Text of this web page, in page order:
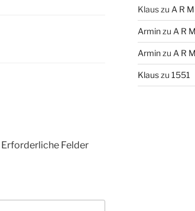
Erforderliche Felder
Klauszu A R
Arminzu A R
Arminzu A R
Klauszu 1551